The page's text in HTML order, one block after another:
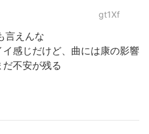
gt1Xf
言えんな
感じだけど、曲には康の影響
不安が残る